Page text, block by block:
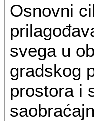
Osnovni
svega u
gradskog
prostora i